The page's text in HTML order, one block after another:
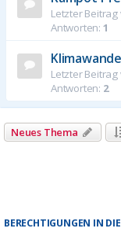
Letzter Beitrag
Antworten: 1
Letzter Beitrag
Antworten: 2
Neues Thema
BERECHTIGUNGEN IN